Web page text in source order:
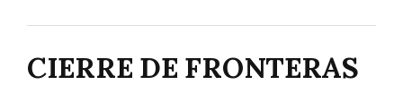
CIERRE DE FRONTERAS